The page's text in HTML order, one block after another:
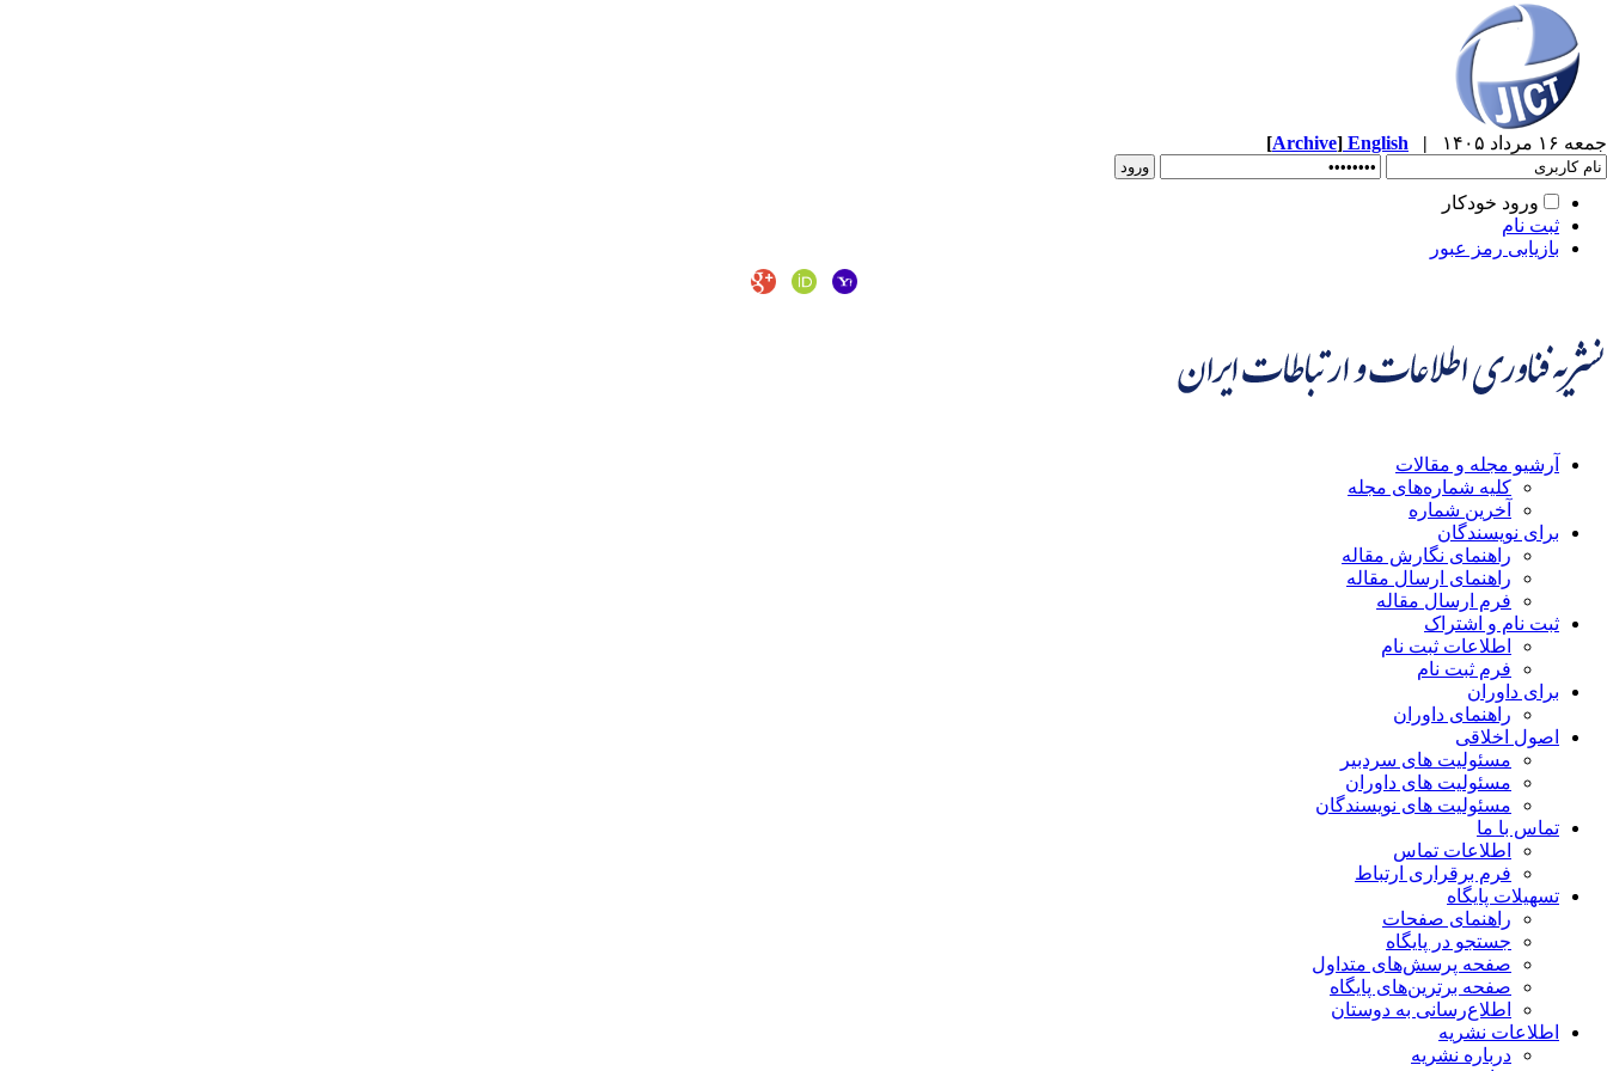
جمعه ۱۶ مرداد ۱۴۰۵ |
English
[Archive]
ورود خودکار
ثبت نام
بازیابی رمز عبور
آرشیو مجله و مقالات
کلیه شماره‌های مجله
آخرین شماره
برای نویسندگان
راهنمای نگارش مقاله
راهنمای ارسال مقاله
فرم ارسال مقاله
ثبت نام و اشتراک
اطلاعات ثبت نام
فرم ثبت نام
برای داوران
راهنمای داوران
اصول اخلاقی
مسئولیت های سردبیر
مسئولیت های داوران
مسئولیت های نویسندگان
تماس با ما
اطلاعات تماس
فرم برقراری ارتباط
تسهیلات پایگاه
راهنمای صفحات
جستجو در پایگاه
صفحه پرسش‌های متداول
صفحه برترین‌های پایگاه
اطلاع‌رسانی به دوستان
اطلاعات نشریه
درباره نشریه